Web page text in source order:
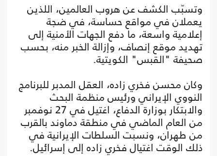
وتسبّب الكشف عن هروب العالمين، اللذين
يعملان في مواقع حساسة، في ضجة
إعلامية واسعة، ما دفع الجهات الأمنية إلى
تهديد موقع إنصاف، وإزالة الخبر منه، بحسب
صحيفة "القبس" الكويتية.
وكان محسن فخري زاده، العقل المدبر للبرنامج
النووي الإيراني ورئيس منظمة البحث
والابتكار بوزارة الدفاع، اغتيل في 27 نوفمبر
من العام الماضي في منطقة دماوند بالقرب
من طهران، ونسبت السلطات الإيرانية في
ذلك الوقت اغتيال فخري زاده إلى إسرائيل.